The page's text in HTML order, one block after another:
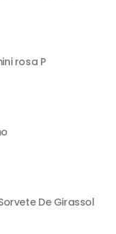
rosa P
De Girassol